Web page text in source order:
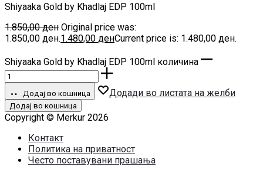
Shiyaaka Gold by Khadlaj EDP 100ml
1.850,00ден Original price was:
1.850,00 ден.1.480,00 денCurrent price is: 1.480,00 ден.
Shiyaaka Gold by Khadlaj EDP 100ml количина
Додај во кошница Додади во листата на желби
Додај во кошница
Copyright © Merkur 2026
Контакт
Политика на приватност
Често поставувани прашања